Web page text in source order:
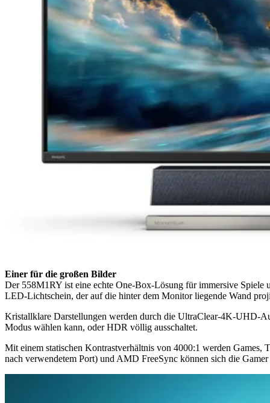
Einer für die großen Bilder
Der 558M1RY ist eine echte One-Box-Lösung für immersive Spiele
LED-Lichtschein, der auf die hinter dem Monitor liegende Wand
Kristallklare Darstellungen werden durch die UltraClear-4K-UHD-
Modus wählen kann, oder HDR völlig ausschaltet.
Mit einem statischen Kontrastverhältnis von 4000:1 werden
nach verwendetem Port) und AMD FreeSync können sich die